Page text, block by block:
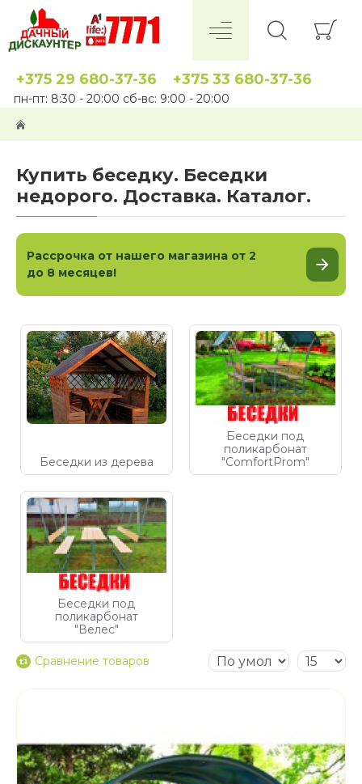
+375 29 680-37-36 +375 33 680-37-36
пн-пт: 8:30 - 20:00 сб-вс: 9:00 - 20:00
Купить беседку. Беседки
недорого. Доставка. Каталог.
Рассрочка от нашего магазина от 2
до 8 месяцев!
Беседки из дерева
Беседки под
поликарбонат
"ComfortProm"
Беседки под
поликарбонат
"Велес"
Сравнение товаров